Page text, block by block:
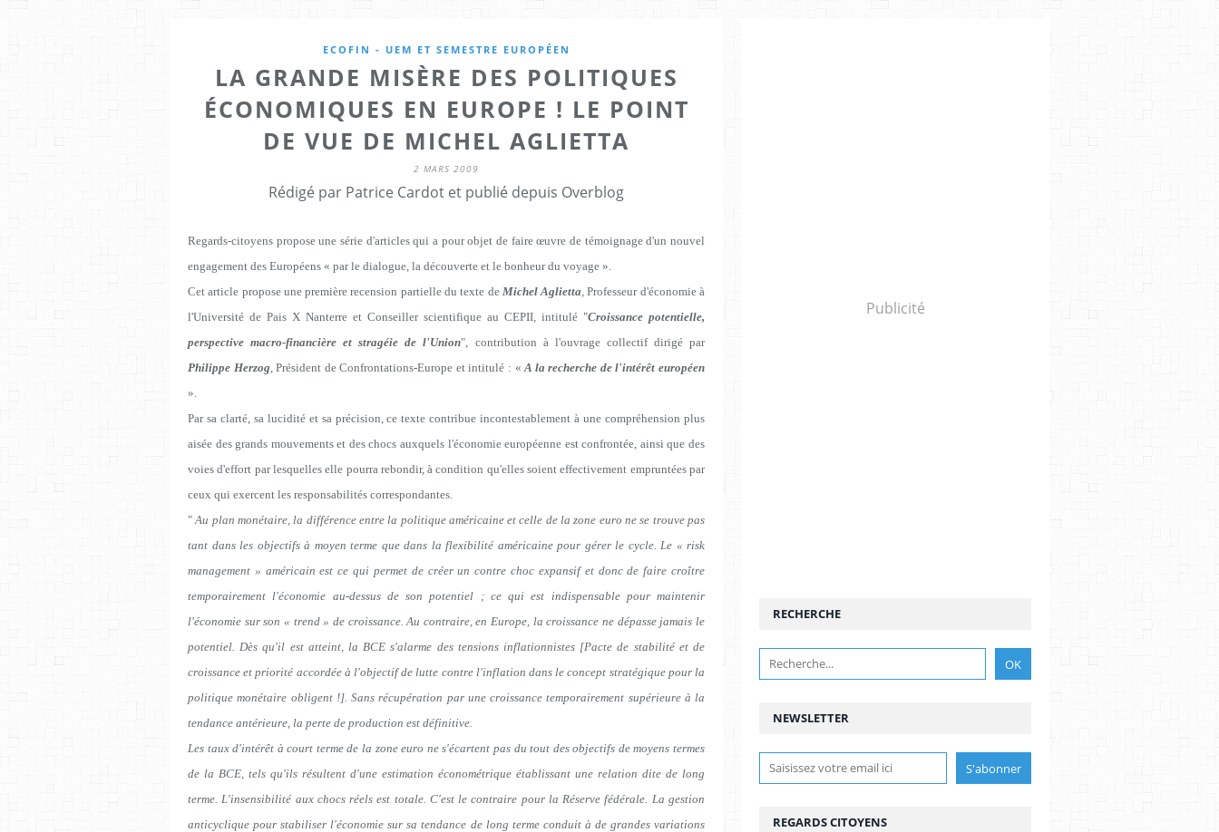
ECOFIN - UEM ET SEMESTRE EUROPÉEN
LA GRANDE MISÈRE DES POLITIQUES
ÉCONOMIQUES EN EUROPE ! LE POINT
DE VUE DE MICHEL AGLIETTA
2 MARS 2009
Rédigé par Patrice Cardot et publié depuis Overblog
Regards-citoyens propose une série d'articles qui a pour objet de faire œuvre de témoignage d'un nouvel
engagement des Européens « par le dialogue, la découverte et le bonheur du voyage ».
Cet article propose une première recension partielle du texte de Michel Aglietta , Professeur d'économie à
l'Université de Pais X Nanterre et Conseiller scientifique au CEPII, intitulé "Croissance potentielle,
perspective macro-financière et stragéie de l'Union", contribution à l'ouvrage collectif dirigé par
Philippe Herzog , Président de Confrontations-Europe et intitulé : «A la recherche de l'intérêt européen
».
Par sa clarté, sa lucidité et sa précision, ce texte contribue incontestablement à une compréhension plus
aisée des grands mouvements et des chocs auxquels l'économie européenne est confrontée, ainsi que des
voies d'effort par lesquelles elle pourra rebondir, à condition qu'elles soient effectivement empruntées par
ceux qui exercent les responsabilités correspondantes.
"Au plan monétaire, la différence entre la politique américaine et celle de la zone euro ne se trouve pas
tant dans les objectifs à moyen terme que dans la flexibilité américaine pour gérer le cycle. Le « risk
management » américain est ce qui permet de créer un contre choc expansif et donc de faire croître
temporairement l'économie au-dessus de son potentiel ; ce qui est indispensable pour maintenir
l'économie sur son « trend » de croissance. Au contraire, en Europe, la croissance ne dépasse jamais le
potentiel. Dès qu'il est atteint, la BCE s'alarme des tensions inflationnistes [Pacte de stabilité et de
croissance et priorité accordée à l'objectif de lutte contre l'inflation dans le concept stratégique pour la
politique monétaire obligent !]. Sans récupération par une croissance temporairement supérieure à la
tendance antérieure, la perte de production est définitive.
Les taux d'intérêt à court terme de la zone euro ne s'écartent pas du tout des objectifs de moyens termes
de la BCE, tels qu'ils résultent d'une estimation économétrique établissant une relation dite de long
terme. L'insensibilité aux chocs réels est totale. C'est le contraire pour la Réserve fédérale. La gestion
anticyclique pour stabiliser l'économie sur sa tendance de long terme conduit à de grandes variations
Publicité
NEWSLETTER
RECHERCHE
REGARDS CITOYENS